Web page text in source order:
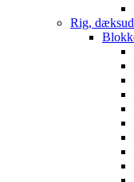
Rig,